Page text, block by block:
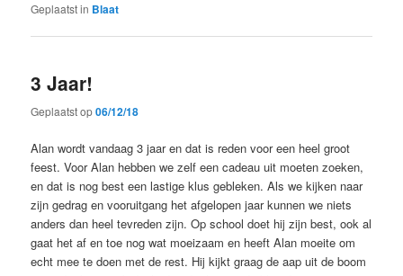
Geplaatst in Blaat
3 Jaar!
Geplaatst op06/12/18
Alan wordt vandaag 3 jaar en dat is reden voor een heel groot
feest. Voor Alan hebben we zelf een cadeau uit moeten zoeken,
en dat is nog best een lastige klus gebleken. Als we kijken naar
zijn gedrag en vooruitgang het afgelopen jaar kunnen we niets
anders dan heel tevreden zijn. Op school doet hij zijn best, ook al
gaat het af en toe nog wat moeizaam en heeft Alan moeite om
echt mee te doen met de rest. Hij kijkt graag de aap uit de boom